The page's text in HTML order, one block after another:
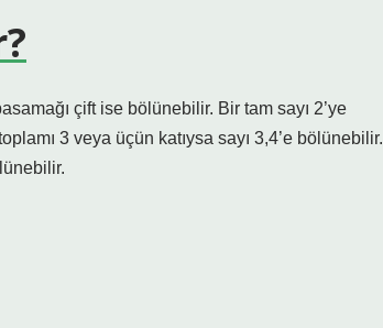
çift ise bölünebilir. Bir tam sayı 2’ye
3 veya üçün katıysa sayı 3,4’e bölünebilir.